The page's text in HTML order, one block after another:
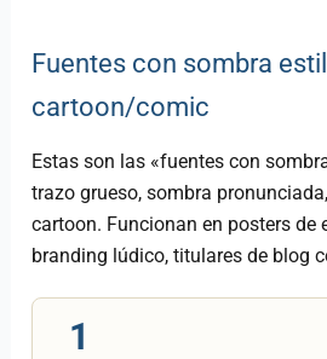
Fuentes con sombra
cartoon/comic
Estas son las «fuentes con
trazo grueso, sombra
cartoon. Funcionan en posters de
branding lúdico, titulares de blog
1